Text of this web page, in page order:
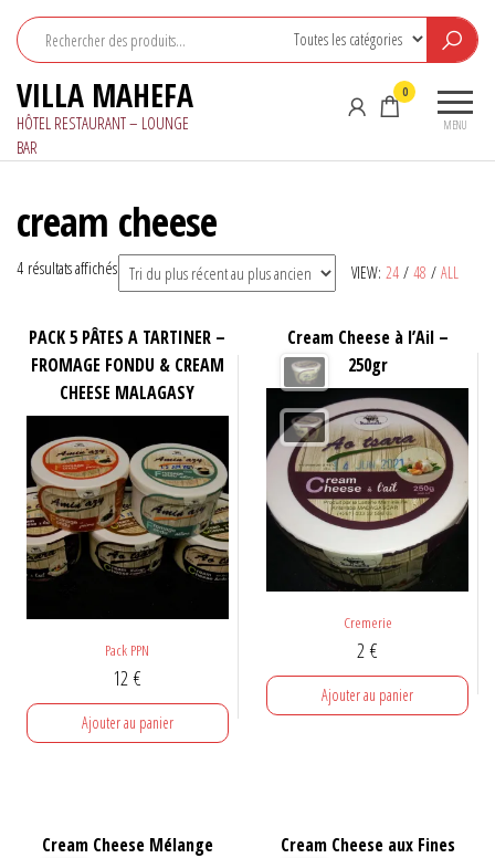
contenu
VILLA MAHEFA
HÔTEL RESTAURANT – LOUNGE
BAR
MENU
0
cream cheese
VIEW: 24 / 48 / ALL
4 résultats affichésTrié
du
récent
au
plus
PACK 5 PÂTES A TARTINER –
FROMAGE FONDU & CREAM
CHEESE MALAGASY
Pack PPN
12€
Ajouter au panier
Cream Cheese à l’Ail –
250gr
Cremerie
2€
Ajouter au panier
Cream Cheese Mélange
Cream Cheese aux Fines